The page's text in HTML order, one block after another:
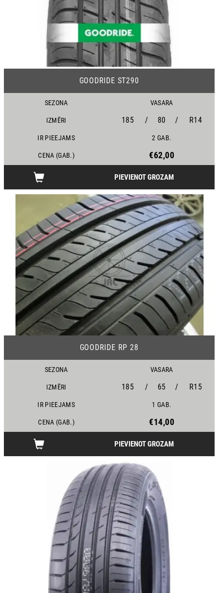
GOODRIDE ST290
SEZONA VASARA
IZMĒRI 185 / 80 / R14
IR PIEEJAMS 2 GAB.
CENA (GAB.) €62,00
PIEVIENOT GROZAM
GOODRIDE RP 28
SEZONA VASARA
IZMĒRI 185 / 65 / R15
IR PIEEJAMS 1 GAB.
CENA (GAB.) €14,00
PIEVIENOT GROZAM